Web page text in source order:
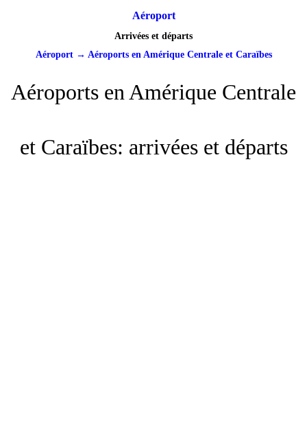
Aéroport
Arrivées et départs
Aéroport→ Aéroports en Amérique Centrale et Caraïbes
Aéroports en Amérique Centrale
et Caraïbes: arrivées et départs